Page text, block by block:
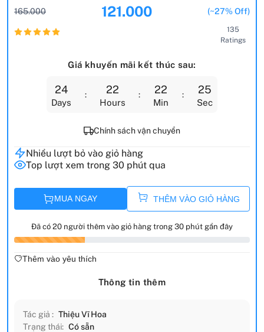
165.000 121.000 (~27% Off)
135
Ratings
Giá khuyến mãi kết thúc sau:
24
Days
22
Hours
22
Min
24
Sec
Chính sách vận chuyển
Nhiều lượt bỏ vào giỏ hàng
Top lượt xem trong 30 phút qua
MUA NGAY THÊM VÀO GIỎ HÀNG
Đã có 20 người thêm vào giỏ hàng trong 30 phút gần đây
Thêm vào yêu thích
Thông tin thêm
Tác giả : Thiệu Vĩ Hoa
Trạng thái: Có sẵn